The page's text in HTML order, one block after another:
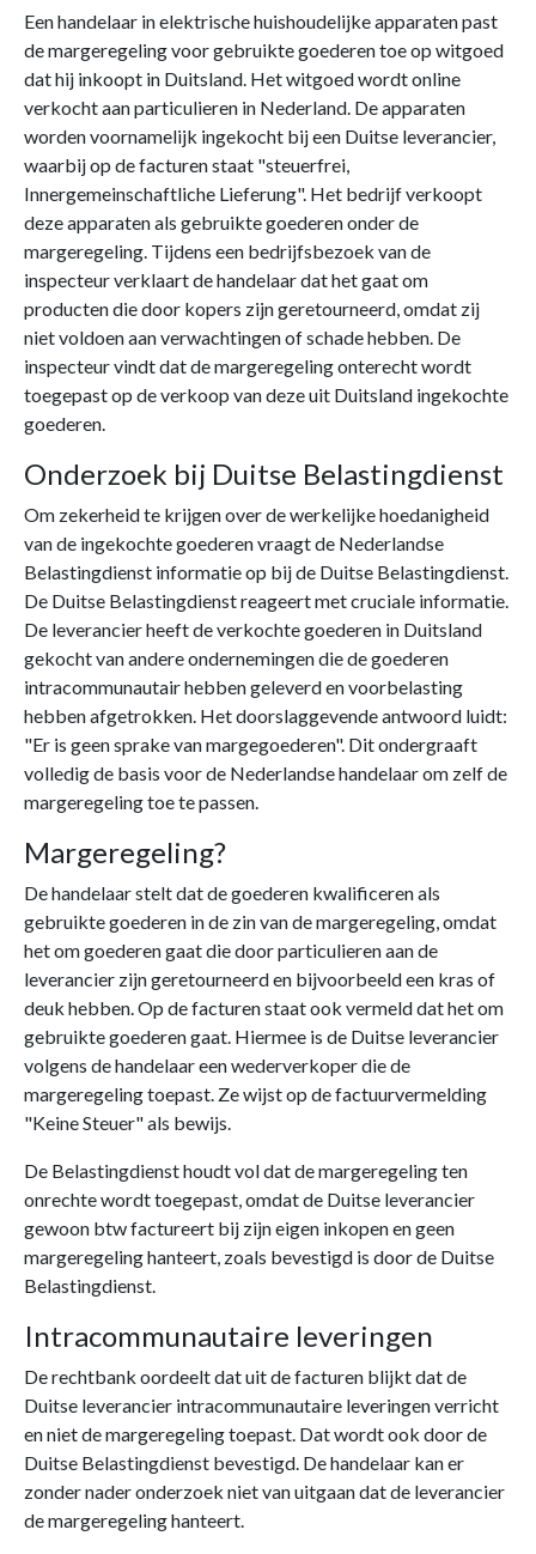
Een handelaar in elektrische huishoudelijke apparaten past
de margeregeling voor gebruikte goederen toe op witgoed
dat hij inkoopt in Duitsland. Het witgoed wordt online
verkocht aan particulieren in Nederland. De apparaten
worden voornamelijk ingekocht bij een Duitse leverancier,
waarbij op de facturen staat "steuerfrei,
Innergemeinschaftliche Lieferung". Het bedrijf verkoopt
deze apparaten als gebruikte goederen onder de
margeregeling. Tijdens een bedrijfsbezoek van de
inspecteur verklaart de handelaar dat het gaat om
producten die door kopers zijn geretourneerd, omdat zij
niet voldoen aan verwachtingen of schade hebben. De
inspecteur vindt dat de margeregeling onterecht wordt
toegepast op de verkoop van deze uit Duitsland ingekochte
goederen.
Onderzoek bij Duitse Belastingdienst
Om zekerheid te krijgen over de werkelijke hoedanigheid
van de ingekochte goederen vraagt de Nederlandse
Belastingdienst informatie op bij de Duitse Belastingdienst.
De Duitse Belastingdienst reageert met cruciale informatie.
De leverancier heeft de verkochte goederen in Duitsland
gekocht van andere ondernemingen die de goederen
intracommunautair hebben geleverd en voorbelasting
hebben afgetrokken. Het doorslaggevende antwoord luidt:
"Er is geen sprake van margegoederen". Dit ondergraaft
volledig de basis voor de Nederlandse handelaar om zelf de
margeregeling toe te passen.
Margeregeling?
De handelaar stelt dat de goederen kwalificeren als
gebruikte goederen in de zin van de margeregeling, omdat
het om goederen gaat die door particulieren aan de
leverancier zijn geretourneerd en bijvoorbeeld een kras of
deuk hebben. Op de facturen staat ook vermeld dat het om
gebruikte goederen gaat. Hiermee is de Duitse leverancier
volgens de handelaar een wederverkoper die de
margeregeling toepast. Ze wijst op de factuurvermelding
"Keine Steuer" als bewijs.
De Belastingdienst houdt vol dat de margeregeling ten
onrechte wordt toegepast, omdat de Duitse leverancier
gewoon btw factureert bij zijn eigen inkopen en geen
margeregeling hanteert, zoals bevestigd is door de Duitse
Belastingdienst.
Intracommunautaire leveringen
De rechtbank oordeelt dat uit de facturen blijkt dat de
Duitse leverancier intracommunautaire leveringen verricht
en niet de margeregeling toepast. Dat wordt ook door de
Duitse Belastingdienst bevestigd. De handelaar kan er
zonder nader onderzoek niet van uitgaan dat de leverancier
de margeregeling hanteert.